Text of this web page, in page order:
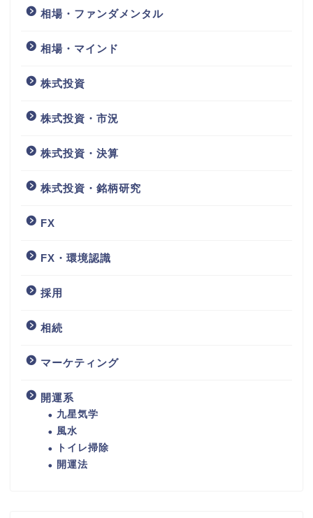
相場・ファンダメンタル
相場・マインド
株式投資
株式投資・市況
株式投資・決算
株式投資・銘柄研究
FX
FX・環境認識
採用
相続
マーケティング
開運系
九星気学
風水
トイレ掃除
開運法